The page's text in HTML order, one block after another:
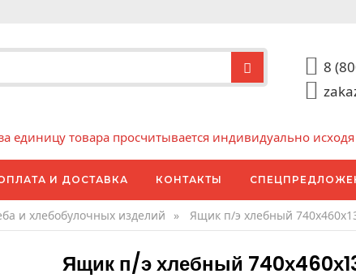
8
товара просчитывается индивидуально исходя
И ДОСТАВКА КОНТАКТЫ
и хлебобулочных изделий » Ящик п/э хлебный
Ящик п/э хлебный